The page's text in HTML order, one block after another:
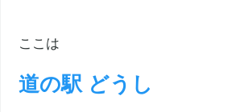
ここは
道の駅 どうし